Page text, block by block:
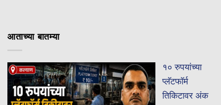
आताच्या बातम्या
१० रुपयांच्या
प्लॅटफॉर्म
तिकिटावर अंक